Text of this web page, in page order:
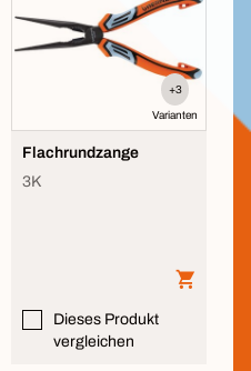
+3
Varianten
Flachrundzange
3K
Dieses Produkt
vergleichen